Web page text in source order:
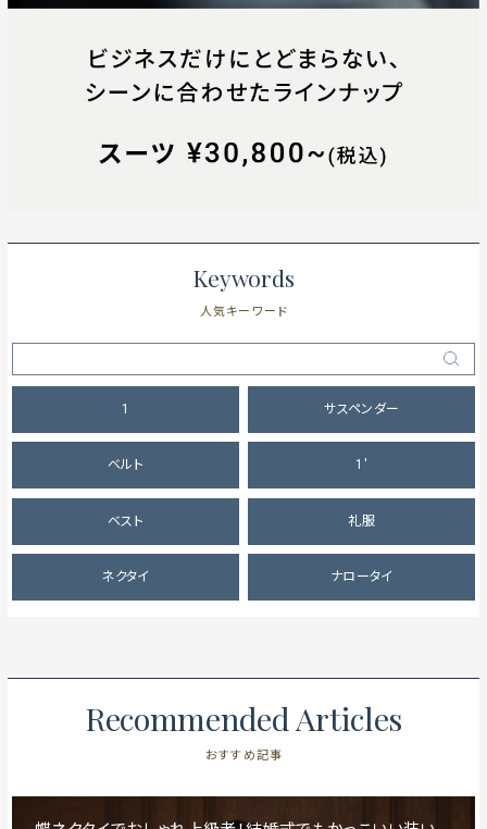
Keywords
人気キーワード
1 サスペンダー
ベルト 1'
ベスト 礼服
ネクタイ ナロータイ
Recommended Articles
おすすめ記事